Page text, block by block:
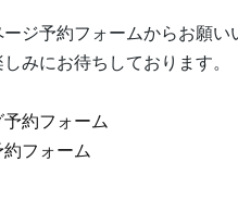
ジ予約フォームからお願い
みにお待ちしております。
約フォーム
フォーム